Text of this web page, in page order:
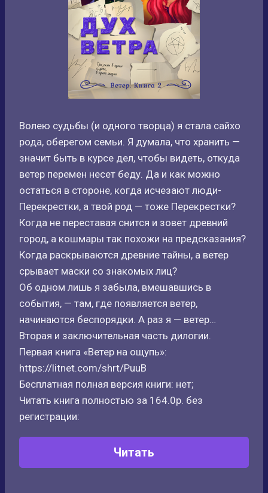
Волею судьбы (и одного творца) я стала сайхо
рода, оберегом семьи. Я думала, что хранить —
значит быть в курсе дел, чтобы видеть, откуда
ветер перемен несет беду. Да и как можно
остаться в стороне, когда исчезают люди-
Перекрестки, а твой род — тоже Перекрестки?
Когда не переставая снится и зовет древний
город, а кошмары так похожи на предсказания?
Когда раскрываются древние тайны, а ветер
срывает маски со знакомых лиц?
Об одном лишь я забыла, вмешавшись в
события, — там, где появляется ветер,
начинаются беспорядки. А раз я — ветер…
Вторая и заключительная часть дилогии.
Первая книга «Ветер на ощупь»:
https://litnet.com/shrt/PuuB
Бесплатная полная версия книги: нет;
Читать книга полностью за 164.0р. без
регистрации:
Читать